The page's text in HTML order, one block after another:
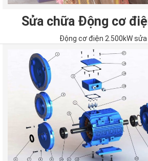
Sửa chữa Động cơ
Động cơ điện 2.500kW sửa